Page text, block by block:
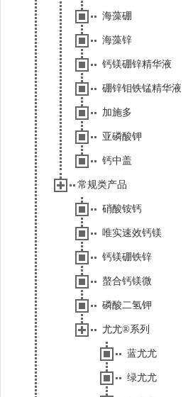
海藻硼
海藻锌
钙镁硼锌精华液
硼锌钼铁锰精华液
加施多
亚磷酸钾
钙中盖
常规类产品
硝酸铵钙
唯实速效钙镁
钙镁硼铁锌
螯合钙镁微
磷酸二氢钾
尤尤®系列
蓝尤尤
绿尤尤